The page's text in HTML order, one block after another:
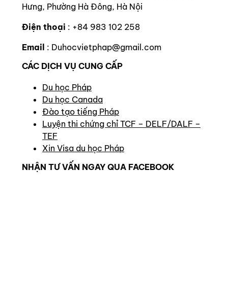
Hưng, Phường Hà Đông, Hà Nội
Điện thoại : +84 983 102 258
Email : Duhocvietphap@gmail.com
CÁC DỊCH VỤ CUNG CẤP
Du học Pháp
Du học Canada
Đào tạo tiếng Pháp
Luyện thi chứng chỉ TCF – DELF/DALF –
TEF
Xin Visa du học Pháp
NHẬN TƯ VẤN NGAY QUA FACEBOOK